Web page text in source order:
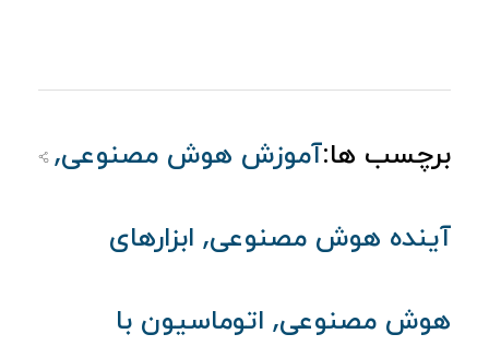
برچسب ها:آموزش هوش مصنوعی,
آینده هوش مصنوعی, ابزارهای
هوش مصنوعی, اتوماسیون با